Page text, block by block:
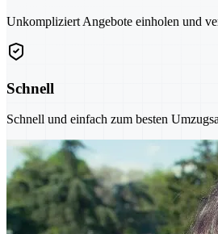
Unkompliziert Angebote einholen und
Schnell
Schnell und einfach zum besten